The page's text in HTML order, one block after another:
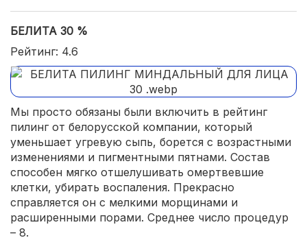
БЕЛИТА 30 %
Рейтинг: 4.6
Мы просто обязаны были включить в рейтинг
пилинг от белорусской компании, который
уменьшает угревую сыпь, борется с возрастными
изменениями и пигментными пятнами. Состав
способен мягко отшелушивать омертвевшие
клетки, убирать воспаления. Прекрасно
справляется он с мелкими морщинами и
расширенными порами. Среднее число процедур
– 8.